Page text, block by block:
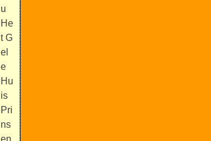
u
He
t G
el
e
Hu
is
Pri
ns
en